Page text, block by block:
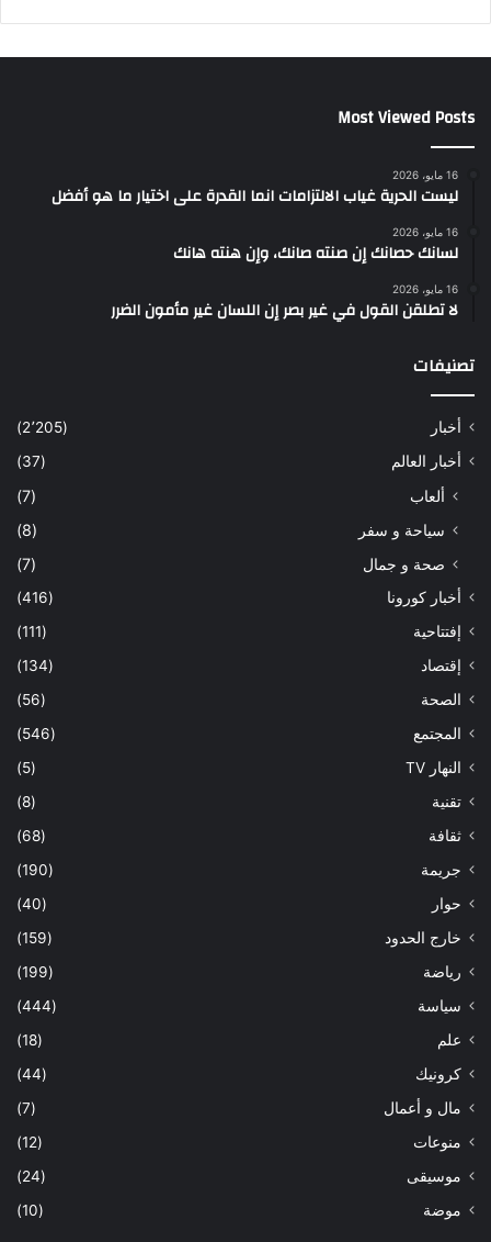
Most Viewed Posts
16 مايو، 2026
ليست الحرية غياب الالتزامات انما القدرة على اختيار ما هو أفضل
16 مايو، 2026
لسانك حصانك إن صنته صانك، وإن هنته هانك
16 مايو، 2026
لا تطلقن القول في غير بصر إن اللسان غير مأمون الضرر
تصنيفات
أخبار
(2٬205)
أخبار العالم
(37)
ألعاب
(7)
سياحة و سفر
(8)
صحة و جمال
(7)
أخبار كورونا
(416)
إفتتاحية
(111)
إقتصاد
(134)
الصحة
(56)
المجتمع
(546)
النهار TV
(5)
تقنية
(8)
ثقافة
(68)
جريمة
(190)
حوار
(40)
خارج الحدود
(159)
رياضة
(199)
سياسة
(444)
علم
(18)
كرونيك
(44)
مال و أعمال
(7)
منوعات
(12)
موسيقى
(24)
موضة
(10)